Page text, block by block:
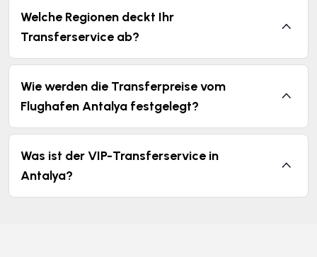
Welche Regionen deckt Ihr
Transferservice ab?
Wie werden die Transferpreise vom
Flughafen Antalya festgelegt?
Was ist der VIP-Transferservice in
Antalya?